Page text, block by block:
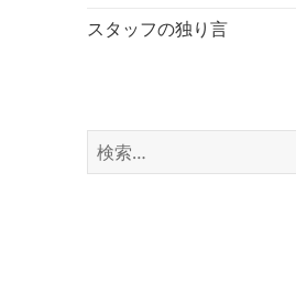
スタッフの独り言
検